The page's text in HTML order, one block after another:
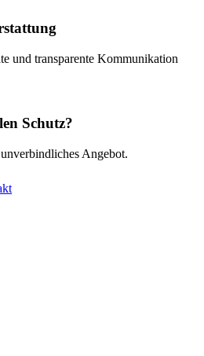
und transparente Kommunikation
Schutz?
Angebot.